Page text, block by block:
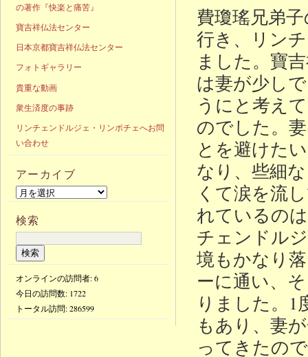
費瓊瑤兄弟
行き、リン
ました。寶
は妻が少し
うにと考え
のでした。
とを避けた
なり、些細
くて涙を流
れているの
チェンドル
境もかなり
ーに通い、
りました。1
もあり、妻
ってきたの
の著作『快楽と痛苦』
寶吉祥仏法センター
日本京都寶吉祥仏法センター
フォトギャラリー
貴重な動画
衆生済度の事跡
リンチェンドルジェ・リンポチェへお問
い合わせ
アーカイブ
検索
オンラインの訪問者: 6
今日の訪問数: 1722
トータル訪問:286599